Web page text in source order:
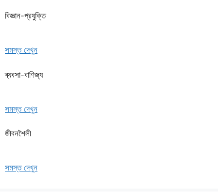
বিজ্ঞান-প্রযুক্তি
সমস্ত দেখুন
ব্যবসা-বাণিজ্য
সমস্ত দেখুন
জীবনশৈলী
সমস্ত দেখুন